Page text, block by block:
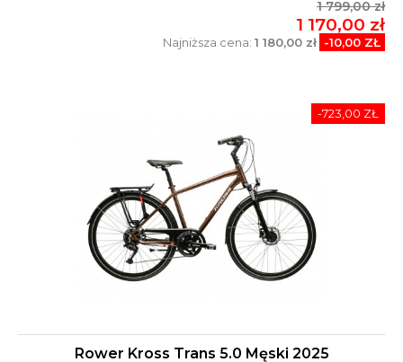
1 799,00 zł
1 170,00 zł
Najniższa cena: 1 180,00 zł -10,00 ZŁ
Rower Kross Trans 5.0 Męski 2025
-723,00 ZŁ